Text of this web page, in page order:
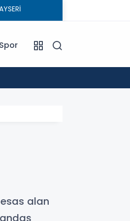
Spor
alan